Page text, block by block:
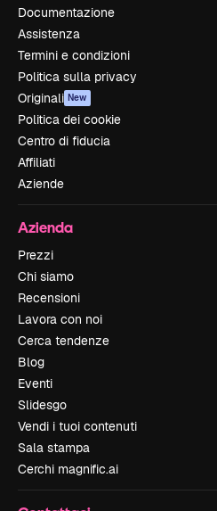
Documentazione
Assistenza
Termini e condizioni
Politica sulla privacy
Originali New
Politica dei cookie
Centro di fiducia
Affiliati
Aziende
Azienda
Prezzi
Chi siamo
Recensioni
Lavora con noi
Cerca tendenze
Blog
Eventi
Slidesgo
Vendi i tuoi contenuti
Sala stampa
Cerchi magnific.ai